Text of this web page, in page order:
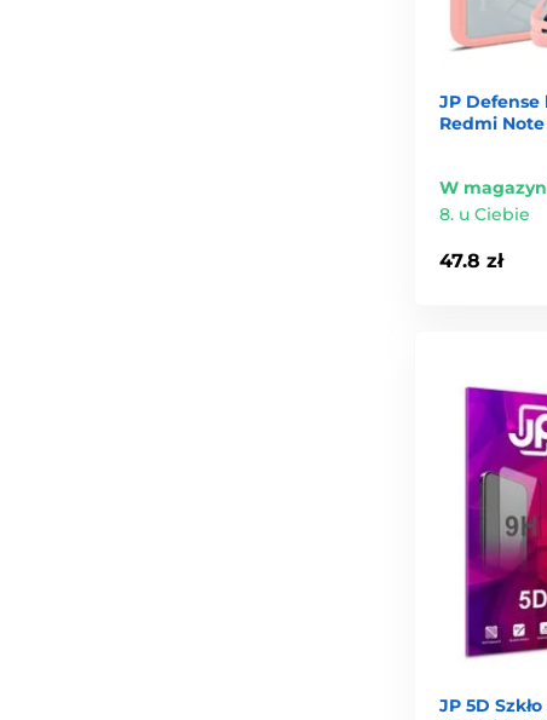
JP
Redmi Note
W
8. u Ciebie
47.8 zł
JP 5D